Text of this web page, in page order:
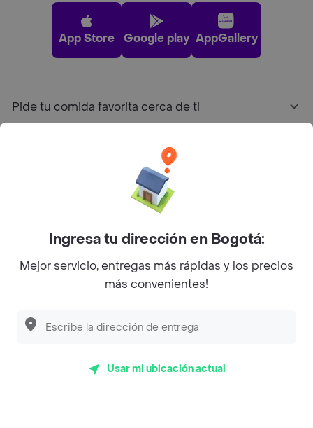
App Store Google play AppGallery
Pide tu comida favorita cerca de ti
Sobre Rappi
Facebook
TwitterInstagram
Ingresa tu dirección en Bogotá:
Mejor servicio, entregas más rápidas y los precios
más convenientes!
Usar mi ubicación actual